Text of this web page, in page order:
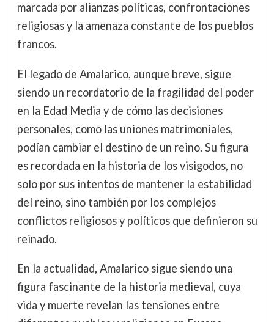
marcada por alianzas políticas, confrontaciones
religiosas y la amenaza constante de los pueblos
francos.
El legado de Amalarico, aunque breve, sigue
siendo un recordatorio de la fragilidad del poder
en la Edad Media y de cómo las decisiones
personales, como las uniones matrimoniales,
podían cambiar el destino de un reino. Su figura
es recordada en la historia de los visigodos, no
solo por sus intentos de mantener la estabilidad
del reino, sino también por los complejos
conflictos religiosos y políticos que definieron su
reinado.
En la actualidad, Amalarico sigue siendo una
figura fascinante de la historia medieval, cuya
vida y muerte revelan las tensiones entre